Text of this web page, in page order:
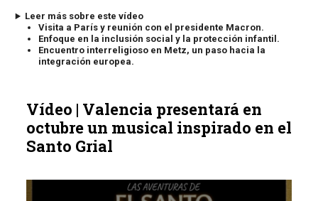
Leer más sobre este vídeo
Visita a París y reunión con el presidente Macron.
Enfoque en la inclusión social y la protección infantil.
Encuentro interreligioso en Metz, un paso hacia la
integración europea.
Vídeo | Valencia presentará en
octubre un musical inspirado en el
Santo Grial